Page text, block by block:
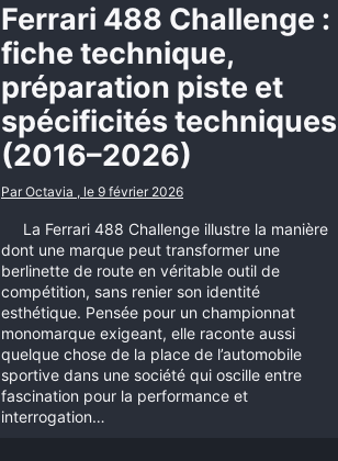
Ferrari 488 Challenge :
fiche technique,
préparation piste et
spécificités techniques
(2016–2026)
Par Octavia , le 9 février 2026
La Ferrari 488 Challenge illustre la manière
dont une marque peut transformer une
berlinette de route en véritable outil de
compétition, sans renier son identité
esthétique. Pensée pour un championnat
monomarque exigeant, elle raconte aussi
quelque chose de la place de l’automobile
sportive dans une société qui oscille entre
fascination pour la performance et
interrogation…